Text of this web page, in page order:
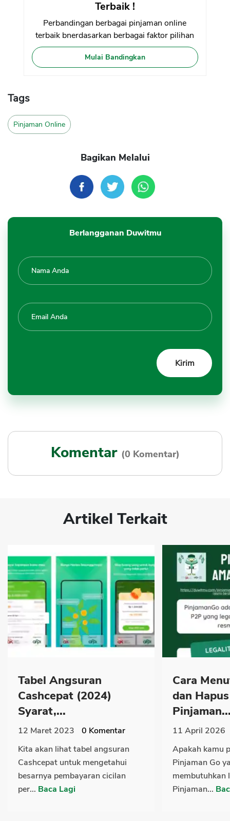
Terbaik !
Perbandingan berbagai pinjaman online
terbaik bnerdasarkan berbagai faktor pilihan
Mulai Bandingkan
Tags
Pinjaman Online
Bagikan Melalui
Berlangganan Duwitmu
Komentar (0 Komentar)
Artikel Terkait
Tabel Angsuran
Cashcepat (2024)
Syarat,...
12 Maret 2023 0 Komentar
Kita akan lihat tabel angsuran
Cashcepat untuk mengetahui
besarnya pembayaran cicilan
per... Baca Lagi
Cara
dan
11 April 2026
Apakah kamu
Pinjaman Go
membutuhkan
Pinjaman...